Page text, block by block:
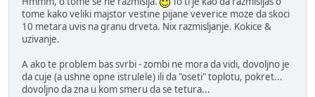
tome kako veliki majstor vestine pijane veverice moze da skoci
10 metara uvis na granu drveta. Nix razmisljanje. Kokice &
uzivanje.
A ako te problem bas svrbi - zombi ne mora da vidi, dovoljno je
da cuje (a ushne opne istrulele) ili da "oseti" toplotu, pokret...
dovoljno da zna u kom smeru da se tetura...